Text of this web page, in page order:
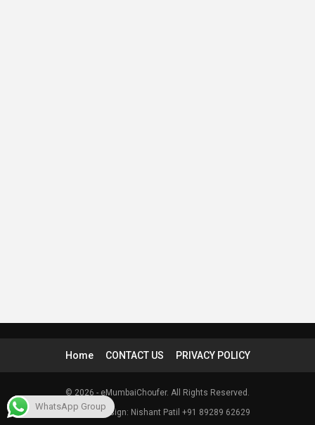
Home CONTACT US PRIVACY POLICY
© 2026 - eMumbaiChoufer. All Rights Reserved.
Website Design: Nishant Patil +91 89289 62629
WhatsApp Group